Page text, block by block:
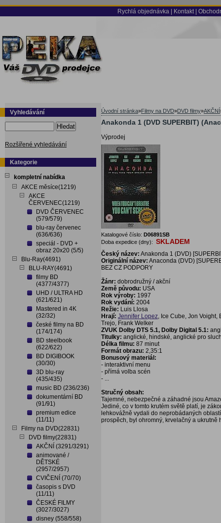
Rychlá objednávka Kontakt
Vyhledávání
Hledat
Rozšířené vyhledávání
Kategorie
kompletní nabídka
AKCE měsíce(1219)
AKCE
ČERVENEC(1219)
DVD ČERVENEC
(579/579)
blu-ray červenec
(636/636)
speciál - DVD +
obraz 20x20 (5/5)
Blu-Ray(4691)
BLU-RAY(4691)
filmy BD
(4377/4377)
UHD / ULTRA HD
(621/621)
Mastered in 4K
(32/32)
české filmy na BD
(174/174)
BD steelbook
(622/622)
BD DIGIBOOK
(30/30)
3D blu-ray
(435/435)
music BD (236/236)
dokumentární BD
(91/91)
premium edice
(11/11)
Filmy na DVD(22831)
DVD filmy(22831)
AKČNÍ (3291/3291)
animované /
DĚTSKÉ
(2957/2957)
CVIČENÍ (70/70)
časopis s DVD
(11/11)
ČESKÉ FILMY
(3027/3027)
disney (558/558)
Úvodní stránka»Filmy na DVD»DVD filmy»AKČNÍ
Anakonda 1 (DVD SUPERBIT)
Výprodej
Katalogové číslo: D06891SB
Doba expedice (dny): SKLADEM
Český název: Anakonda 1 (DVD)
Originální název: Anaconda (DVD)
BEZ CZ PODPORY
Žánr: dobrodružný / akční
Země původu: USA
Rok výroby: 1997
Rok vydání: 2004
Režie: Luis Llosa
Hrají: Jennifer Lopez, Ice Cube, Jon
Trejo, Frank Welker
ZVUK Dolby DTS 5.1, Dolby Digital 5.1:
Titulky: anglické, hindské, anglické pro
Délka filmu: 87 minut
Formát obrazu: 2,35:1
Bonusový materiál:
- interaktivní menu
- přímá volba scén
- ...
Stručný obsah:
Tajemné, nebezpečné a záhadné jsou
Jediné, co v tomto krutém světě platí, je
lehkovážně vydali do neprobádaných
prospěch, byl ohromný, krvelačný a ukrutně